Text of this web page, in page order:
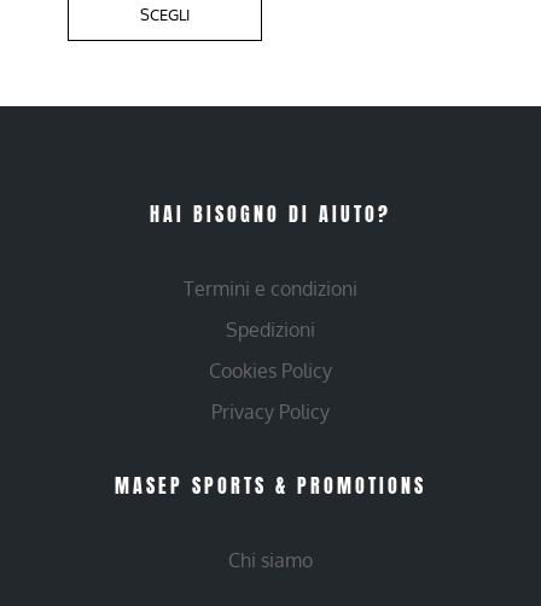
SCEGLI
HAI BISOGNO DI AIUTO?
Termini e condizioni
Spedizioni
Cookies Policy
Privacy Policy
MASEP SPORTS & PROMOTIONS
Chi siamo